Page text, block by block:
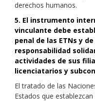
derechos humanos.
5. El instrumento
vinculante debe
penal de las ETNs y
responsabilidad
actividades de sus
licenciatarios y
El tratado de las
Estados que